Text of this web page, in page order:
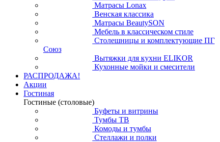
Матрасы Lonax
Венская классика
Матрасы BeautySON
Мебель в классическом стиле
Столешницы и комплектующие ПГ
Союз
Вытяжки для кухни ELIKOR
Кухонные мойки и смесители
РАСПРОДАЖА!
Акции
Гостиная
Гостиные (столовые)
Буфеты и витрины
Тумбы ТВ
Комоды и тумбы
Стеллажи и полки